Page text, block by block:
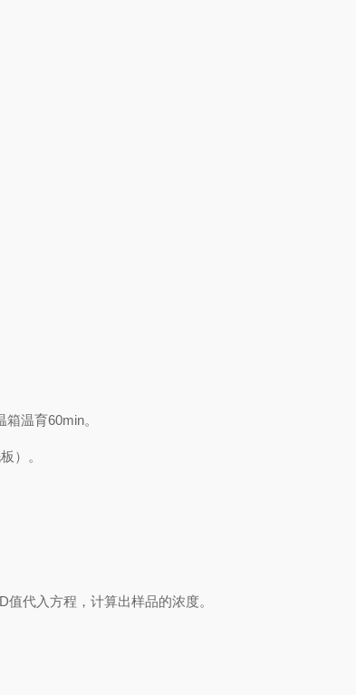
箱温育60min。
）。
值代入方程，计算出样品的浓度。